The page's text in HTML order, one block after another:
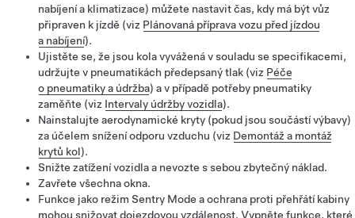
nabíjení a klimatizace) můžete nastavit čas, kdy má být vůz
připraven k jízdě (viz Plánovaná příprava vozu před jízdou
a nabíjení).
Ujistěte se, že jsou kola vyvážená v souladu se specifikacemi,
udržujte v pneumatikách předepsaný tlak (viz Péče
o pneumatiky a údržba) a v případě potřeby pneumatiky
zaměňte (viz Intervaly údržby vozidla).
Nainstalujte aerodynamické kryty (pokud jsou součástí výbavy)
za účelem snížení odporu vzduchu (viz Demontáž a montáž
krytů kol).
Snižte zatížení vozidla a nevozte s sebou zbytečný náklad.
Zavřete všechna okna.
Funkce jako režim Sentry Mode a ochrana proti přehřátí kabiny
mohou snižovat dojezdovou vzdálenost. Vypněte funkce, které